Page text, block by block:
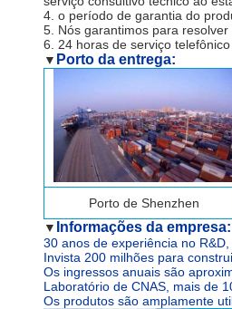
4. o período de garantia do
5. Nós garantimos para
6. 24 horas de serviço
▼ Porto da entrega:
Porto de Shenzhen
▼ Informações da empresa:
30 anos de experiência no
Invista 200 milhões para
Os ingressos anuais são
Laboratório de CNAS, mais de
Os produtos são amplamente